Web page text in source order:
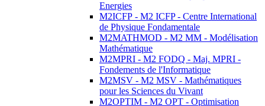
Energies
M2ICFP - M2 ICFP - Centre International
de Physique Fondamentale
M2MATHMOD - M2 MM - Modélisation
Mathématique
M2MPRI - M2 FODQ - Maj. MPRI -
Fondements de l'Informatique
M2MSV - M2 MSV - Mathématiques
pour les Sciences du Vivant
M2OPTIM - M2 OPT - Optimisation